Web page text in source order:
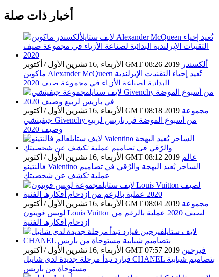
أخبار ذات صلة
الأربعاء ,16 تشرين الأول / أكتوبر GMT 08:26 2019 ألكسندر
ماكوين Alexander McQueen تُعيد إحياء التقنيات الإيرلندية
البدائية لصناعة الأزياء في مجموعة صيف 2020
الأربعاء ,16 تشرين الأول / أكتوبر GMT 08:18 2019 مجموعة
جيفينشي Givenchy من أسبوع الموضة في باريس لربيع
وصيف 2020
الأربعاء ,16 تشرين الأول / أكتوبر GMT 08:12 2019 عالم
فالنتينو Valentino الساحر يُعيد البهجة والرُقي في تصاميم
عملية تكشف عن شخصيتكِ
الأربعاء ,16 تشرين الأول / أكتوبر GMT 08:04 2019 مجموعة
لويس فويتون Louis Vuitton لصيف 2020 عملية بالرغم من
ازدحام أفكارها الفنية
الأربعاء ,16 تشرين الأول / أكتوبر GMT 07:57 2019 فيرجين
فيارد تبدأ مرحلة جديدة لدى شانيل CHANEL بتصاميم شبابية
مستوحاة من باريس